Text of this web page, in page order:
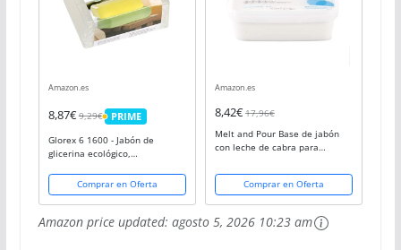
Amazon.es
8,87€9,29€ PRIME
PRIME
Glorex 6 1600 - Jabón de
glicerina ecológico,
Comprar en Oferta
Amazon.es
8,42€ 17,96€
Melt and Pour Base de jabón
con leche de cabra para
Comprar en Oferta
Amazon price updated: agosto 5, 2026 10:23 am